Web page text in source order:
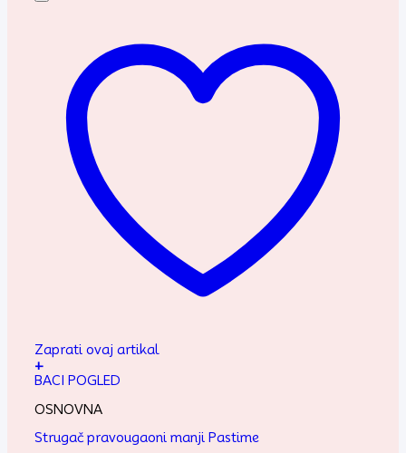
Zaprati ovaj artikal
+
BACI POGLED
OSNOVNA
Strugač pravougaoni manji Pastime